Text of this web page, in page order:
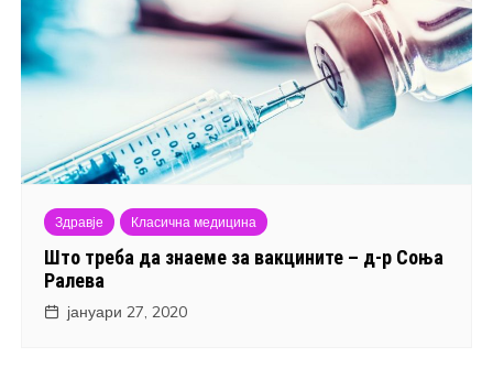
Здравје Класична медицина
Што треба да знаеме за вакцините – д-р Соња
Ралева
јануари 27, 2020